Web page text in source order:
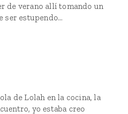
de verano allí tomando un
ser estupendo...
deLolah en la cocina, la
yo estaba creo